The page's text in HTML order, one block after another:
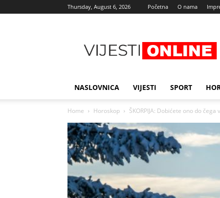
Thursday, August 6, 2026 Početna O nama
vijesti
NASLOVNICA VIJESTI SPORT
Home Horoskop ŠKORPIJA: Dobićete ono do